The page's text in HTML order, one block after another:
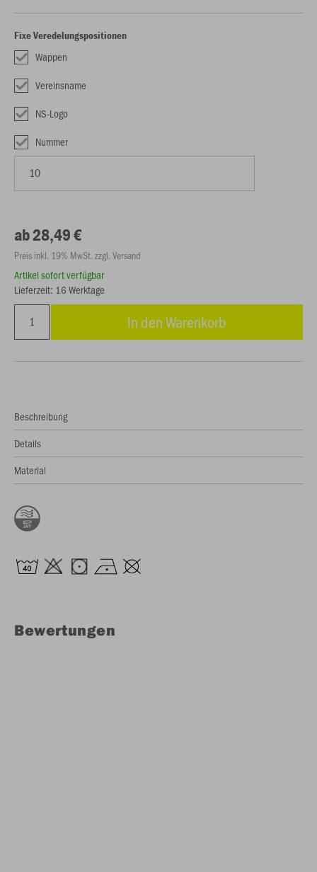
Fixe Veredelungspositionen
Wappen
Vereinsname
NS-Logo
Nummer
ab 28,49 €
Preis inkl. 19% MwSt. zzgl. Versand
Artikel sofort verfügbar
Lieferzeit: 16 Werktage
In den Warenkorb
Beschreibung
Details
Material
Bewertungen